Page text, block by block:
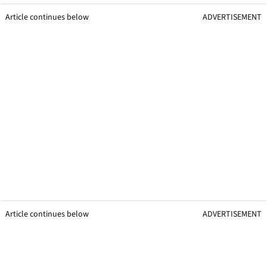
Article continues below ADVERTISEMENT
Article continues below ADVERTISEMENT